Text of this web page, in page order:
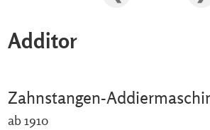
Additor
Zahnstangen-
ab 1910